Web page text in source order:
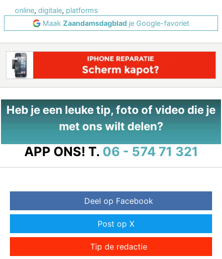
online, digitale, platforms
Maak Zaandamsdagblad je Google-favoriet
Heb je een leuke tip, foto of video die je
met ons wilt delen?
APP ONS! T. 06 - 574 71 321
Deel op Facebook
Post op X
Tip de redactie